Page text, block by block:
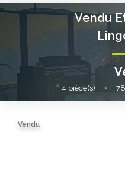
Vendu
4 pièce(s) • 78
Vendu